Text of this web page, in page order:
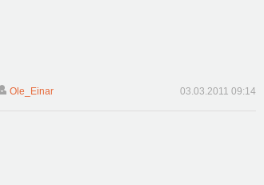
Ole_Einar 03.03.2011 09:14